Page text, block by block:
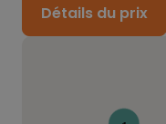
Détails du prix